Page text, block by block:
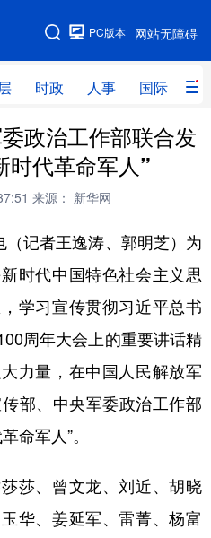
网站无障碍
PC版本
时政 人事 国际 财
地图
时政 人事
网评
全球连线
量子 体育
健康 军事
金融 汽车
信息化 数字经济
银龄
时尚 悦读
政治工作部联合发
时代革命军人”
来源： 新华网
记者王逸涛、郭明芝）为
时代中国特色社会主义思
学习宣传贯彻习近平总书
周年大会上的重要讲话精
力量，在中国人民解放军
部、中央军委政治工作部
命军人”。
、曾文龙、刘近、胡晓
华、姜延军、雷菁、杨富